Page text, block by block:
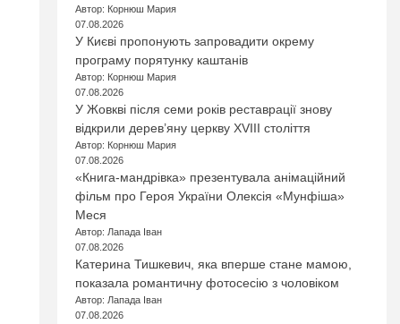
Автор: Корнюш Мария
07.08.2026
У Києві пропонують запровадити окрему
програму порятунку каштанів
Автор: Корнюш Мария
07.08.2026
У Жовкві після семи років реставрації знову
відкрили дерев’яну церкву XVIII століття
Автор: Корнюш Мария
07.08.2026
«Книга-мандрівка» презентувала анімаційний
фільм про Героя України Олексія «Мунфіша»
Меся
Автор: Лапада Іван
07.08.2026
Катерина Тишкевич, яка вперше стане мамою,
показала романтичну фотосесію з чоловіком
Автор: Лапада Іван
07.08.2026